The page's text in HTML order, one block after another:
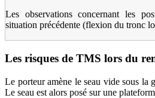
Les observations concernant les
situation précédente (flexion du tronc
Les risques de TMS lors du
Le porteur amène le seau vide sous la
Le seau est alors posé sur une